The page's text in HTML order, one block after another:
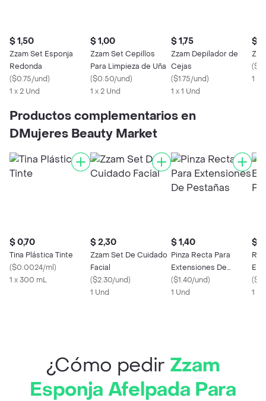
$ 1,50
Zzam Set Esponja
Redonda
($0.75/und)
1 x 2 Und
$ 1,00
Zzam Set Cepillos
Para Limpieza de Uña
($0.50/und)
1 x 2 Und
$ 1,75
Zzam Depilador de
Cejas
($1.75/und)
1 x 1 Und
$
(
1 x
Productos complementarios en
DMujeres Beauty Market
$ 0,70
Tina Plástica Tinte
($0.0024/ml)
1 x 300 mL
$ 2,30
Zzam Set De Cuidado
Facial
($2.30/und)
1 Und
$ 1,40
Pinza Recta Para
Extensiones De
Pestañas
($1.40/und)
1 Und
$
(
1 x
¿Cómo pedir Zzam
Esponja Afelpada Para